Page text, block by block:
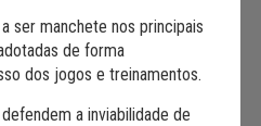
ser manchete nos principais
de forma
dos jogos e treinamentos.
a inviabilidade de